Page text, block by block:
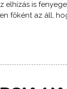
elhízás is
főként az áll,